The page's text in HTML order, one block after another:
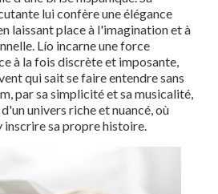
lui confère une élégance
laissant place à l'imagination et à
Lío incarne une force
à la fois discrète et imposante,
qui sait se faire entendre sans
par sa simplicité et sa musicalité,
univers riche et nuancé, où
inscrire sa propre histoire.